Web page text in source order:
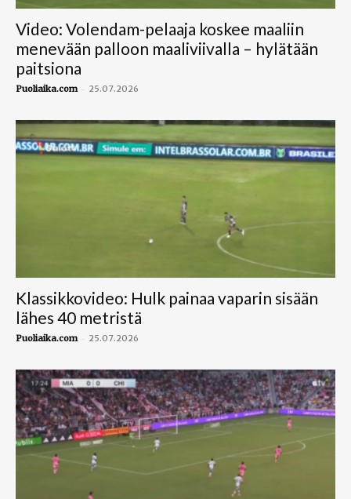
Video: Volendam-pelaaja koskee maaliin
menevään palloon maaliviivalla – hylätään
paitsiona
Puoliaika.com - 25.07.2026
Klassikkovideo: Hulk painaa vaparin sisään
lähes 40 metristä
Puoliaika.com - 25.07.2026